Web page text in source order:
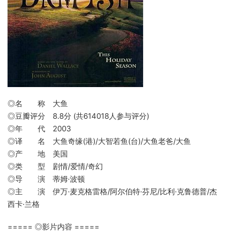
◎名 称 大鱼
◎豆瓣评分 8.8分 (共614018人参与评分)
◎年 代 2003
◎译 名 大鱼奇缘(港)/大智若鱼(台)/大鱼老爸/大鱼
◎产 地 美国
◎类 型 剧情/爱情/奇幻
◎导 演 蒂姆·波顿
◎主 演 伊万·麦克格雷格/阿尔伯特·芬尼/比利·克鲁德普/杰
西卡·兰格
===== ◎影片内容 =====